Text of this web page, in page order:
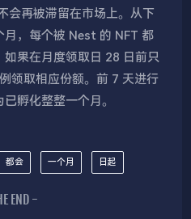
会再被滞留在市场上。从下
，每个被 Nest 的 NFT 都
果在月度领取日 28 日前只
领取相应份额。前 7 天进行
孵化整整一个月。
都会 一个月 日起
END -